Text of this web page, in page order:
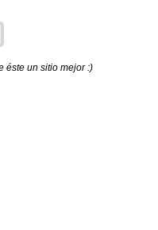
éste un sitio mejor :)